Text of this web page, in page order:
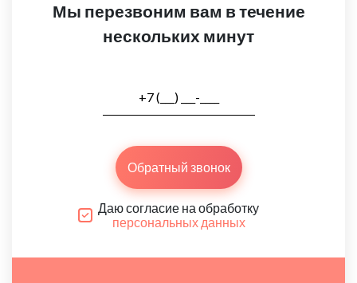
Мы перезвоним вам в течение
нескольких минут
Обратный звонок
Даю согласие на обработку
персональных данных